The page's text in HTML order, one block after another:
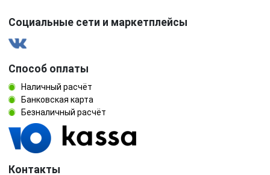
Социальные сети и маркетплейсы
Способ оплаты
Наличный расчёт
Банковская карта
Безналичный расчёт
Контакты